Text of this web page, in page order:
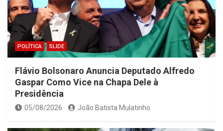
POLÍTICA SLIDE
Flávio Bolsonaro Anuncia Deputado Alfredo
Gaspar Como Vice na Chapa Dele à
Presidência
05/08/2026 João Batista Mulatinho